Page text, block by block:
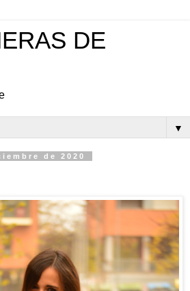
DE
▼
de 2020